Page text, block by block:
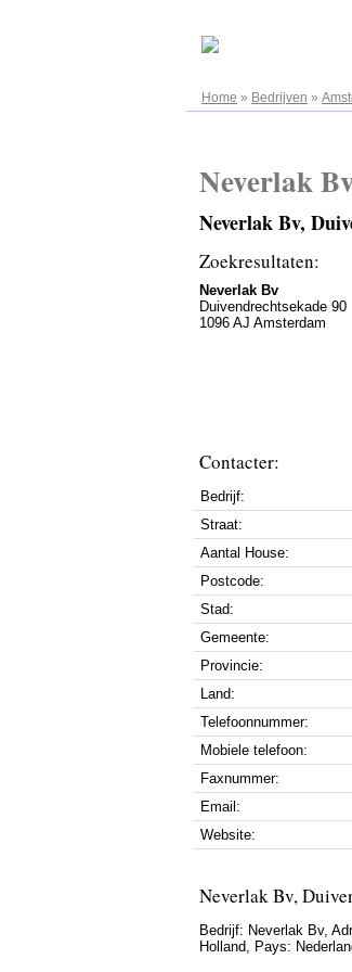
Home » Bedrijven »
Neverlak
Neverlak Bv,
Zoekresultaten:
Neverlak Bv
Duivendrechtsekade 90
1096 AJ Amsterdam
Contacter:
Bedrijf:
Straat:
Aantal House:
Postcode:
Stad:
Gemeente:
Provincie:
Land:
Telefoonnummer:
Mobiele telefoon:
Faxnummer:
Email:
Website:
Neverlak Bv,
Bedrijf: Neverlak Bv,
Holland, Pays: